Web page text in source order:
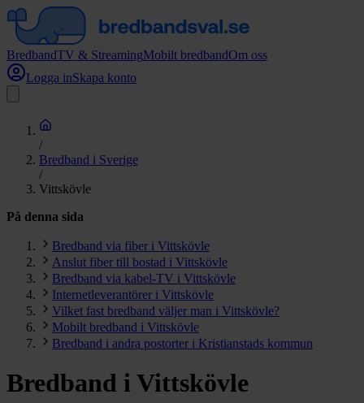
BredbandTV & StreamingMobilt bredbandOm oss
Logga inSkapa konto
/
Bredband i Sverige
/
Vittskövle
På denna sida
Bredband via fiber i Vittskövle
Anslut fiber till bostad i Vittskövle
Bredband via kabel-TV i Vittskövle
Internetleverantörer i Vittskövle
Vilket fast bredband väljer man i Vittskövle?
Mobilt bredband i Vittskövle
Bredband i andra postorter i Kristianstads kommun
Bredband i Vittskövle